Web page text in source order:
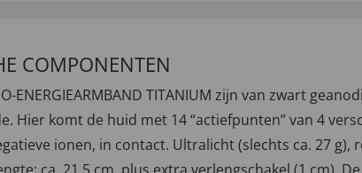
COMPONENTEN
ENERGIEARMBAND TITANIUM zijn van zwart
Hier komt de huid met 14 “actiefpunten” van 4
ionen, in contact. Ultralicht (slechts ca. 27 g),